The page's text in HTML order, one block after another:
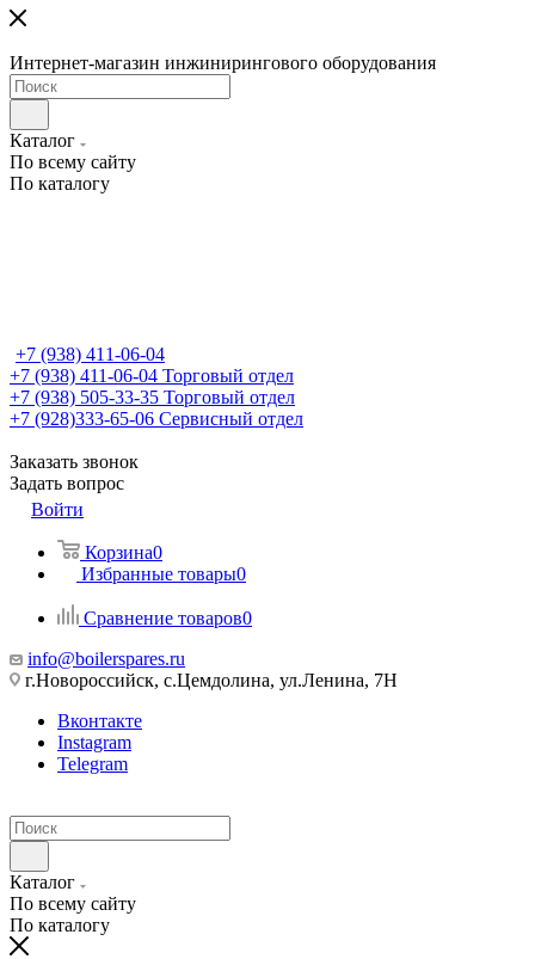
Интернет-магазин инжинирингового оборудования
Каталог
По всему сайту
По каталогу
+7 (938) 411-06-04
+7 (938) 411-06-04 Торговый отдел
+7 (938) 505-33-35 Торговый отдел
+7 (928)333-65-06 Сервисный отдел
Заказать звонок
Задать вопрос
Войти
Корзина0
Избранные товары0
Сравнение товаров0
info@boilerspares.ru
г.Новороссийск, с.Цемдолина, ул.Ленина, 7Н
Вконтакте
Instagram
Telegram
Каталог
По всему сайту
По каталогу